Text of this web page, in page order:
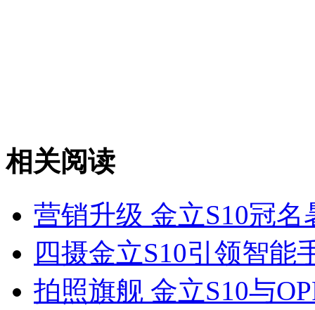
相关阅读
营销升级 金立S10冠
四摄金立S10引领智能
拍照旗舰 金立S10与